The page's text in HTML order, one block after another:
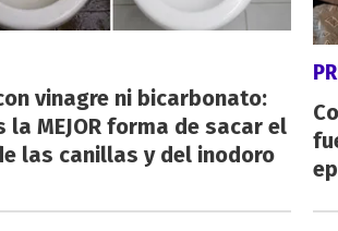
vinagre ni bicarbonato:
la MEJOR forma de sacar el
las canillas y del inodoro